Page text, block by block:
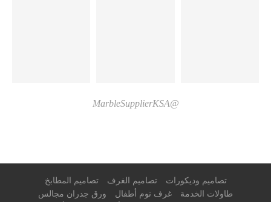
@MarbleSupplierKSA
تصاميم وديكورات تصاميم الغرف
تصاميم المطابخ
طاولات الخدمة
غرف نوم أطفال ورق جدران مجالس